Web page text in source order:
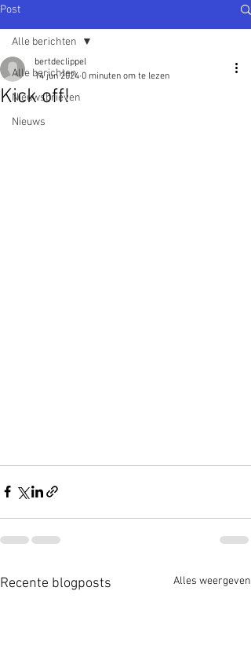
Post
Alle berichten
Nieuwsbrieven
Nieuws
Alle berichten
Kick off!
bertdeclippel
14 jun 2024 0 minuten om te lezen
Recente blogposts Alles weergeven